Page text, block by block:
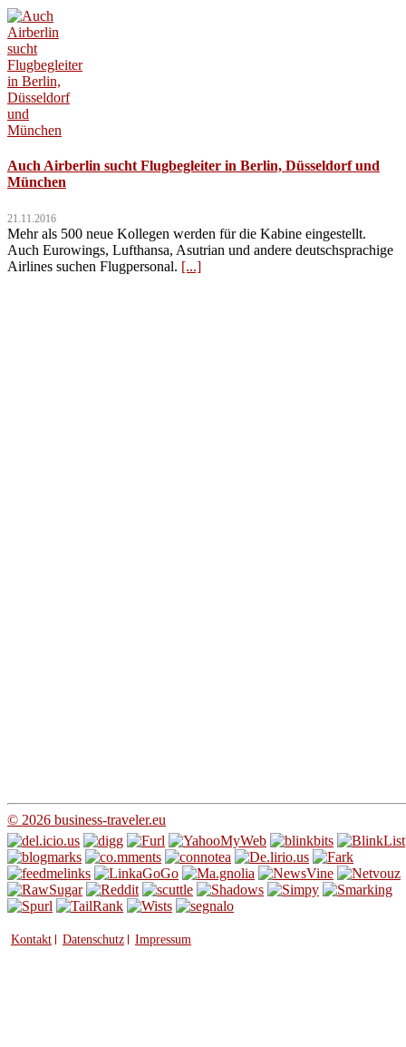
Auch Airberlin sucht Flugbegleiter in Berlin, Düsseldorf und
München
21.11.2016
Mehr als 500 neue Kollegen werden für die Kabine eingestellt.
Auch Eurowings, Lufthansa, Asutrian und andere deutschsprachige
Airlines suchen Flugpersonal. [...]
© 2026 business-traveler.eu
Kontakt Datenschutz Impressum